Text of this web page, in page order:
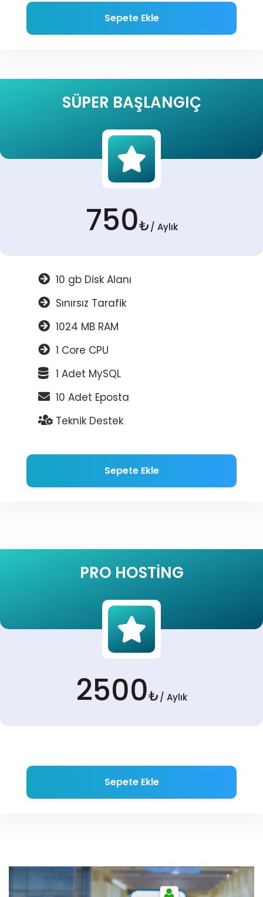
Sepete Ekle
SÜPER BAŞLANGIÇ
750₺/ Aylık
10 gb Disk Alanı
Sınırsız Tarafik
1024 MB RAM
1 Core CPU
1 Adet MySQL
10 Adet Eposta
Teknik Destek
Sepete Ekle
PRO HOSTING
2500₺/ Aylık
Sepete Ekle